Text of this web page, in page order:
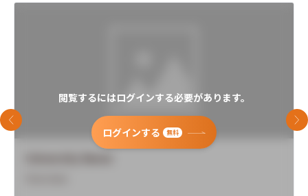
閲覧するにはログインする必要があります。
ログインする 無料
前のスライド 次